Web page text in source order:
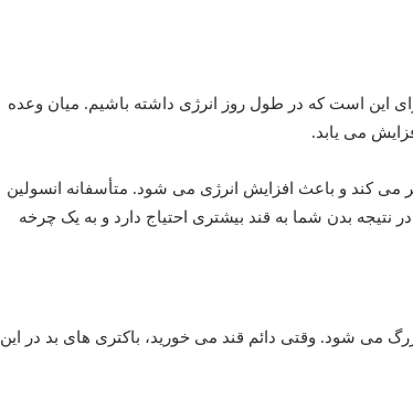
این است که در طول روز انرژی داشته باشیم. میان وعده
می یابد.
می کند و باعث افزایش انرژی می شود. متأسفانه انسولین
بدن شما به قند بیشتری احتیاج دارد و به یک چرخه
می شود. وقتی دائم قند می خورید، باکتری های بد در این